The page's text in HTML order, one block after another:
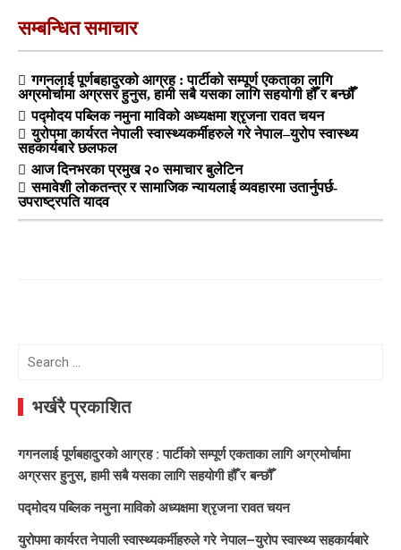
सम्बन्धित समाचार
गगनलाई पूर्णबहादुरको आग्रह : पार्टीको सम्पूर्ण एकताका लागि
अग्रमोर्चामा अग्रसर हुनुस, हामी सबै यसका लागि सहयोगी हौँ र बन्छौँ
पद्मोदय पब्लिक नमुना माविको अध्यक्षमा श्रृजना रावत चयन
युरोपमा कार्यरत नेपाली स्वास्थ्यकर्मीहरुले गरे नेपाल–युरोप स्वास्थ्य
सहकार्यबारे छलफल
आज दिनभरका प्रमुख २० समाचार बुलेटिन
समावेशी लोकतन्त्र र सामाजिक न्यायलाई व्यवहारमा उतार्नुपर्छ-
उपराष्ट्रपति यादव
Search
भर्खरै प्रकाशित
गगनलाई पूर्णबहादुरको आग्रह : पार्टीको सम्पूर्ण एकताका लागि अग्रमोर्चामा
अग्रसर हुनुस, हामी सबै यसका लागि सहयोगी हौँ र बन्छौँ
पद्मोदय पब्लिक नमुना माविको अध्यक्षमा श्रृजना रावत चयन
युरोपमा कार्यरत नेपाली स्वास्थ्यकर्मीहरुले गरे नेपाल–युरोप स्वास्थ्य सहकार्यबारे